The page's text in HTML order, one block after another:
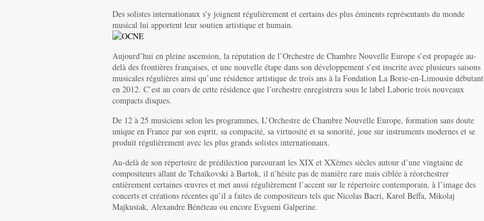
Des solistes internationaux s’y joignent régulièrement et certains des plus éminents représentants du monde
musical lui apportent leur soutien artistique et humain.
Aujourd’hui en pleine ascension, la réputation de l’Orchestre de Chambre Nouvelle Europe s’est propagée au-
delà des frontières françaises, et une nouvelle étape dans son développement s’est inscrite avec plusieurs saisons
musicales régulières ainsi qu’une résidence artistique de trois ans à la Fondation La Borie-en-Limousin débutant
en 2012. C’est au cours de cette résidence que l’orchestre enregistrera sous le label Laborie trois nouveaux
compacts disques.
De 12 à 25 musiciens selon les programmes, L’Orchestre de Chambre Nouvelle Europe, formation sans doute
unique en France par son esprit, sa compacité, sa virtuosité et sa sonorité, joue sur instruments modernes et se
produit régulièrement avec les plus grands solistes internationaux.
Au-delà de son répertoire de prédilection parcourant les XIX et XXèmes siècles autour d’une vingtaine de
compositeurs allant de Tchaïkovski à Bartok, il n’hésite pas de manière rare mais ciblée à réorchestrer
entièrement certaines œuvres et met aussi régulièrement l’accent sur le répertoire contemporain, à l’image des
concerts et créations récentes qu’il a faites de compositeurs tels que Nicolas Bacri, Karol Beffa, Mikolaj
Majkusiak, Alexandre Bénéteau ou encore Evgueni Galperine.